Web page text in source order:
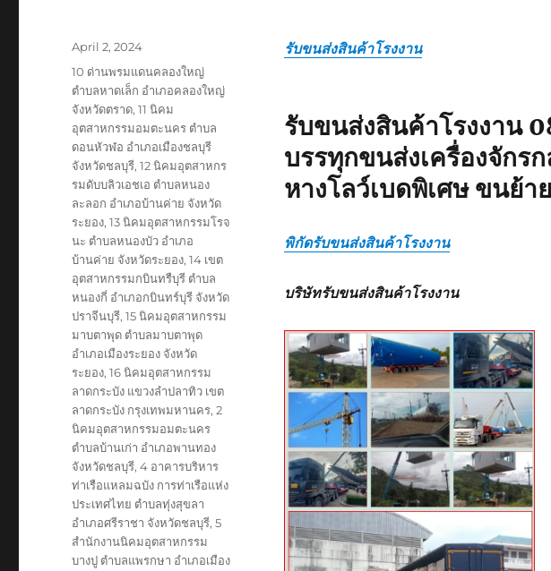
รับขนส่งสินค้าโรงงาน
รับขนส่งสินค้าโรงงาน
บรรทุกขนส่งเครื่องจักร
หางโลว์เบดพิเศษ ขนย้า
พิกัดรับขนส่งสินค้าโรงงาน
บริษัทรับขนส่งสินค้าโรงงาน
Posted
April 2, 2024
Tags
10 ด่านพรมแดนคลองใหญ่
ตำบลหาดเล็ก อำเภอคลองใหญ่
จังหวัดตราด,11 นิคม
อุตสาหกรรมอมตะนคร ตำบล
ดอนหัวฬอ อำเภอเมืองชลบุรี
จังหวัดชลบุรี,12 นิคมอุตสาหกร
รมดับบลิวเอชเอ ตำบลหนอง
ละลอก อำเภอบ้านค่าย จังหวัด
ระยอง,13 นิคมอุตสาหกรรมโรจ
นะ ตำบลหนองบัว อำเภอ
บ้านค่าย จังหวัดระยอง,14 เขต
อุตสาหกรรมกบินทรืบุรี ตำบล
หนองกี่ อำเภอกบินทร์บุรี จังหวัด
ปราจีนบุรี,15 นิคมอุตสาหกรรม
มาบตาพุด ตำบลมาบตาพุด
อำเภอเมืองระยอง จังหวัด
ระยอง,16 นิคมอุตสาหกรรม
ลาดกระบัง แขวงลำปลาทิว เขต
ลาดกระบัง กรุงเทพมหานคร,2
นิคมอุตสาหกรรมอมตะนคร
ตำบลบ้านเก่า อำเภอพานทอง
จังหวัดชลบุรี,4 อาคารบริหาร
ท่าเรือแหลมฉบัง การท่าเรือแห่ง
ประเทศไทย ตำบลทุ่งสุขลา
อำเภอศรีราชา จังหวัดชลบุรี,5
สำนักงานนิคมอุตสาหกรรม
บางปู ตำบลแพรกษา อำเภอเมือง